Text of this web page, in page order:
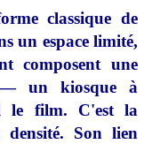
classique de
un espace limité,
composent une
— un kiosque à
le film. C'est la
Son lien